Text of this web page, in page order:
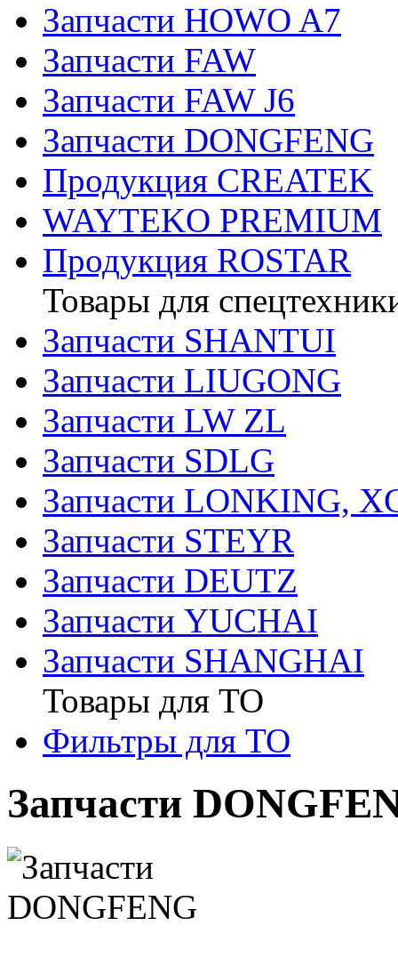
Запчасти HOWO A7
Запчасти FAW
Запчасти FAW J6
Запчасти DONGFENG
Продукция CREATEK
WAYTEKO PREMIUM
Продукция ROSTAR
Товары для
Запчасти SHANTUI
Запчасти LIUGONG
Запчасти LW ZL
Запчасти SDLG
Запчасти LONKING,
Запчасти STEYR
Запчасти DEUTZ
Запчасти YUCHAI
Запчасти SHANGHAI
Товары для ТО
Фильтры для ТО
Запчасти